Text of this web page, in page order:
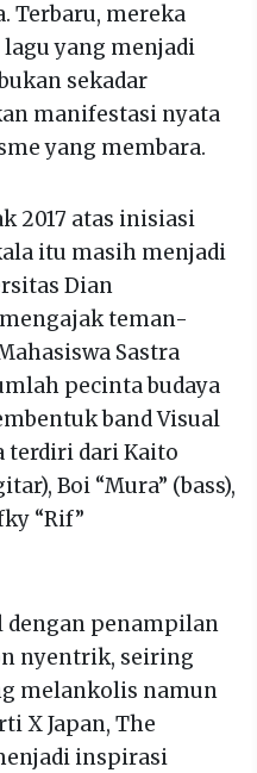
Terbaru, mereka
lagu yang menjadi
sekadar
manifestasi nyata
yang membara.
2017 atas inisiasi
itu masih menjadi
Dian
mengajak teman-
Sastra
pecinta budaya
band Visual
terdiri dari Kaito
Boi “Mura” (bass),
“Rif”
dengan penampilan
nyentrik, seiring
melankolis namun
X Japan, The
inspirasi